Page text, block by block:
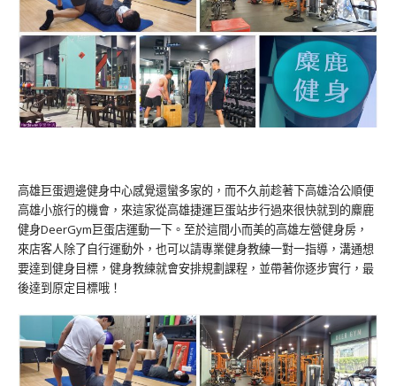
高雄巨蛋週邊健身中心感覺還蠻多家的，而不久前趁著下高雄洽公順便
高雄小旅行的機會，來這家從高雄捷運巨蛋站步行過來很快就到的麋鹿
健身DeerGym巨蛋店運動一下。至於這間小而美的高雄左營健身房，
來店客人除了自行運動外，也可以請專業健身教練一對一指導，溝通想
要達到健身目標，健身教練就會安排規劃課程，並帶著你逐步實行，最
後達到原定目標哦！